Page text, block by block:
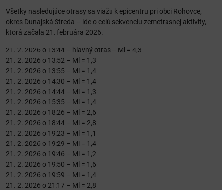
Všetky nasledujúce otrasy sa viažu k epicentru pri obci Rohovce,
okres Dunajská Streda – ide o celú sekvenciu zemetrasnej aktivity,
ktorá začala 21. februára 2026.
21. 2. 2026 o 13:44 – hlavný otras – Ml = 4,3
21. 2. 2026 o 13:52 – Ml = 1,3
21. 2. 2026 o 13:55 – Ml = 1,4
21. 2. 2026 o 14:30 – Ml = 1,4
21. 2. 2026 o 14:44 – Ml = 1,3
21. 2. 2026 o 15:35 – Ml = 1,4
21. 2. 2026 o 18:26 – Ml = 2,6
21. 2. 2026 o 18:44 – Ml = 2,8
21. 2. 2026 o 19:23 – Ml = 1,1
21. 2. 2026 o 19:29 – Ml = 1,4
21. 2. 2026 o 19:46 – Ml = 1,2
21. 2. 2026 o 19:50 – Ml = 1,6
21. 2. 2026 o 19:59 – Ml = 1,4
21. 2. 2026 o 21:17 – Ml = 2,8